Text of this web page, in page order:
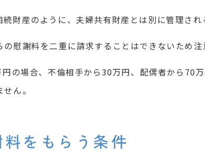
財産のように、夫婦共有財産とは別に管理され
慰謝料を二重に請求することはできないため注
の場合、不倫相手から30万円、配偶者から70
ん。
をもらう条件